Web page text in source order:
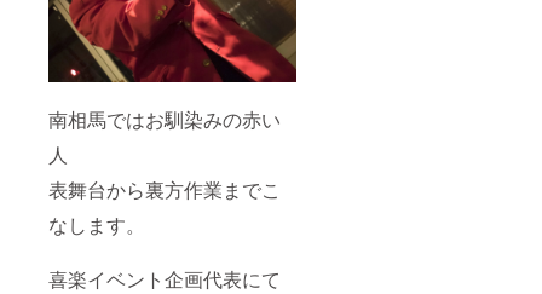
南相馬ではお馴染みの赤い
人
表舞台から裏方作業までこ
なします。
喜楽イベント企画代表にて